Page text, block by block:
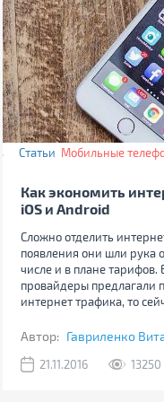
Статьи Мобильные
Как экономить
iOS и Android
Сложно отделить
появления они шли рука
числе и в плане тарифов.
провайдеры предлагали
интернет трафика, то
Автор: Гавриленко
21.11.2016 13250